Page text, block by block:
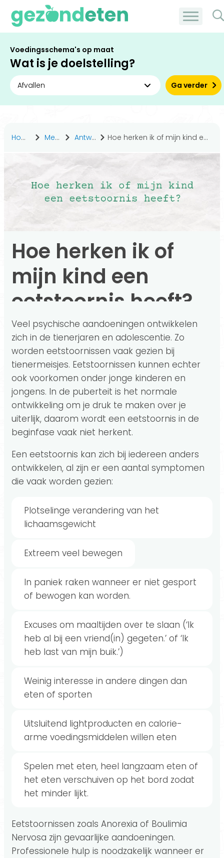
Voedingsschema's op maat
Wat is je doelstelling?
Ga verder
Home Medisch Antwoorden Hoe herken ik of mijn kind een eetstoornis heeft?
Hoe herken ik of
mijn kind een
eetstoornis heeft?
Veel psychische aandoeningen ontwikkelen
zich in de tienerjaren en adolescentie. Zo
worden eetstoornissen vaak gezien bij
tienermeisjes. Eetstoornissen kunnen echter
ook voorkomen onder jonge kinderen en
jongens. In de puberteit is het normale
ontwikkeling om je druk te maken over je
uiterlijk, daarom wordt een eetstoornis in de
beginfase vaak niet herkent.
Een eetstoornis kan zich bij iedereen anders
ontwikkelen, al zijn er een aantal symptomen
die vaak worden gezien:
Plotselinge verandering van het
lichaamsgewicht
Extreem veel bewegen
In paniek raken wanneer er niet gesport
of bewogen kan worden.
Excuses om maaltijden over te slaan (‘Ik
heb al bij een vriend(in) gegeten.’ of ‘Ik
heb last van mijn buik.’)
Weinig interesse in andere dingen dan
eten of sporten
Uitsluitend lightproducten en calorie-
arme voedingsmiddelen willen eten
Spelen met eten, heel langzaam eten of
het eten verschuiven op het bord zodat
het minder lijkt.
Eetstoornissen zoals Anorexia of Boulimia
Nervosa zijn gevaarlijke aandoeningen.
Professionele hulp is noodzakelijk wanneer er